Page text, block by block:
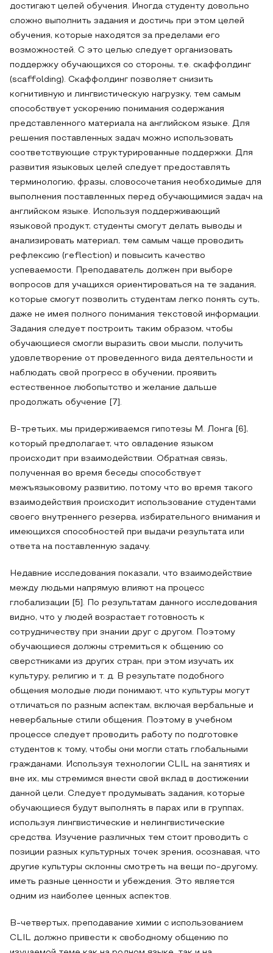
достигают целей обучения. Иногда студенту довольно
сложно выполнить задания и достичь при этом целей
обучения, которые находятся за пределами его
возможностей. С это целью следует организовать
поддержку обучающихся со стороны, т.е. скаффолдинг
(scaffolding). Скаффолдинг позволяет снизить
когнитивную и лингвистическую нагрузку, тем самым
способствует ускорению понимания содержания
представленного материала на английском языке. Для
решения поставленных задач можно использовать
соответствующие структурированные поддержки. Для
развития языковых целей следует предоставлять
терминологию, фразы, словосочетания необходимые для
выполнения поставленных перед обучающимися задач на
английском языке. Используя поддерживающий
языковой продукт, студенты смогут делать выводы и
анализировать материал, тем самым чаще проводить
рефлексию (reflection) и повысить качество
успеваемости. Преподаватель должен при выборе
вопросов для учащихся ориентироваться на те задания,
которые смогут позволить студентам легко понять суть,
даже не имея полного понимания текстовой информации.
Задания следует построить таким образом, чтобы
обучающиеся смогли выразить свои мысли, получить
удовлетворение от проведенного вида деятельности и
наблюдать свой прогресс в обучении, проявить
естественное любопытство и желание дальше
продолжать обучение [7].
В-третьих, мы придерживаемся гипотезы М. Лонга [6],
который предполагает, что овладение языком
происходит при взаимодействии. Обратная связь,
полученная во время беседы способствует
межъязыковому развитию, потому что во время такого
взаимодействия происходит использование студентами
своего внутреннего резерва, избирательного внимания и
имеющихся способностей при выдачи результата или
ответа на поставленную задачу.
Недавние исследования показали, что взаимодействие
между людьми напрямую влияют на процесс
глобализации [5]. По результатам данного исследования
видно, что у людей возрастает готовность к
сотрудничеству при знании друг с другом. Поэтому
обучающиеся должны стремиться к общению со
сверстниками из других стран, при этом изучать их
культуру, религию и т. д. В результате подобного
общения молодые люди понимают, что культуры могут
отличаться по разным аспектам, включая вербальные и
невербальные стили общения. Поэтому в учебном
процессе следует проводить работу по подготовке
студентов к тому, чтобы они могли стать глобальными
гражданами. Используя технологии CLIL на занятиях и
вне их, мы стремимся внести свой вклад в достижении
данной цели. Следует продумывать задания, которые
обучающиеся будут выполнять в парах или в группах,
используя лингвистические и нелингвистические
средства. Изучение различных тем стоит проводить с
позиции разных культурных точек зрения, осознавая, что
другие культуры склонны смотреть на вещи по-другому,
иметь разные ценности и убеждения. Это является
одним из наиболее ценных аспектов.
В-четвертых, преподавание химии с использованием
CLIL должно привести к свободному общению по